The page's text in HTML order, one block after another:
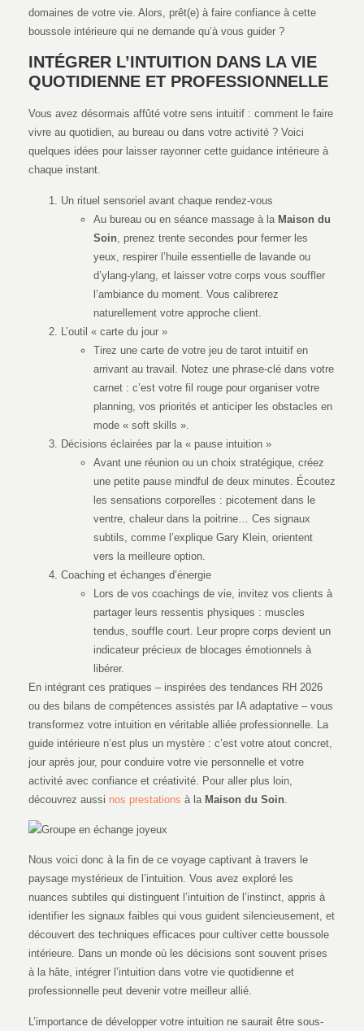
domaines de votre vie. Alors, prêt(e) à faire confiance à cette
boussole intérieure qui ne demande qu’à vous guider ?
INTÉGRER L’INTUITION DANS LA VIE
QUOTIDIENNE ET PROFESSIONNELLE
Vous avez désormais affûté votre sens intuitif : comment le faire
vivre au quotidien, au bureau ou dans votre activité ? Voici
quelques idées pour laisser rayonner cette guidance intérieure à
chaque instant.
Un rituel sensoriel avant chaque rendez-vous
Au bureau ou en séance massage à la Maison du
Soin , prenez trente secondes pour fermer les
yeux, respirer l’huile essentielle de lavande ou
d’ylang-ylang, et laisser votre corps vous souffler
l’ambiance du moment. Vous calibrerez
naturellement votre approche client.
L’outil « carte du jour »
Tirez une carte de votre jeu de tarot intuitif en
arrivant au travail. Notez une phrase-clé dans votre
carnet : c’est votre fil rouge pour organiser votre
planning, vos priorités et anticiper les obstacles en
mode « soft skills ».
Décisions éclairées par la « pause intuition »
Avant une réunion ou un choix stratégique, créez
une petite pause mindful de deux minutes. Écoutez
les sensations corporelles : picotement dans le
ventre, chaleur dans la poitrine… Ces signaux
subtils, comme l’explique Gary Klein, orientent
vers la meilleure option.
Coaching et échanges d’énergie
Lors de vos coachings de vie, invitez vos clients à
partager leurs ressentis physiques : muscles
tendus, souffle court. Leur propre corps devient un
indicateur précieux de blocages émotionnels à
libérer.
En intégrant ces pratiques – inspirées des tendances RH 2026
ou des bilans de compétences assistés par IA adaptative – vous
transformez votre intuition en véritable alliée professionnelle. La
guide intérieure n’est plus un mystère : c’est votre atout concret,
jour après jour, pour conduire votre vie personnelle et votre
activité avec confiance et créativité. Pour aller plus loin,
découvrez aussi nos prestations à la Maison du Soin
Nous voici donc à la fin de ce voyage captivant à travers le
paysage mystérieux de l’intuition. Vous avez exploré les
nuances subtiles qui distinguent l’intuition de l’instinct, appris à
identifier les signaux faibles qui vous guident silencieusement, et
découvert des techniques efficaces pour cultiver cette boussole
intérieure. Dans un monde où les décisions sont souvent prises
à la hâte, intégrer l’intuition dans votre vie quotidienne et
professionnelle peut devenir votre meilleur allié.
L’importance de développer votre intuition ne saurait être sous-